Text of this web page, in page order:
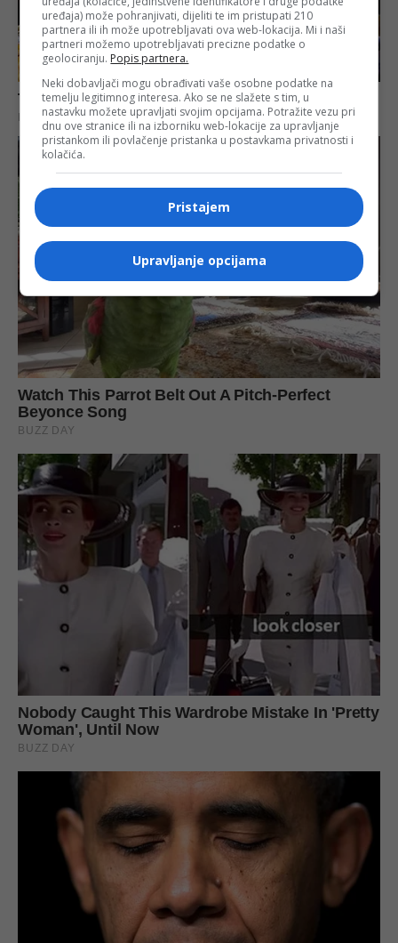
uređaja) može pohranjivati, dijeliti te im pristupati 210
partnera ili ih može upotrebljavati ova web-lokacija. Mi i naši
partneri možemo upotrebljavati precizne podatke o
geolociranju. Popis partnera.
Neki dobavljači mogu obrađivati vaše osobne podatke na
temelju legitimnog interesa. Ako se ne slažete s tim, u
nastavku možete upravljati svojim opcijama. Potražite vezu pri
dnu ove stranice ili na izborniku web-lokacije za upravljanje
pristankom ili povlačenje pristanka u postavkama privatnosti i
kolačića.
Pristajem
Upravljanje opcijama